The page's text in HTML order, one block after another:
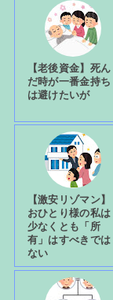
【老後資金】死ん
だ時が一番金持ち
は避けたいが
【激安リゾマン】
おひとり様の私は
少なくとも「所
有」はすべきでは
ない